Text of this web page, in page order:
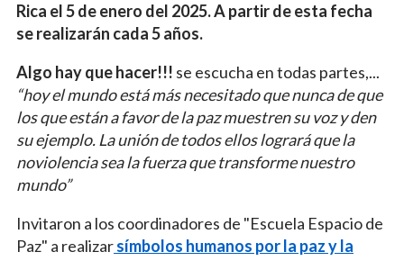
Rica el 5 de enero del 2025. A partir de esta fecha
se realizarán cada 5 años.
Algo hay que hacer!!! se escucha en todas partes,...
“hoy el mundo está más necesitado que nunca de que
los que están a favor de la paz muestren su voz y den
su ejemplo. La unión de todos ellos logrará que la
noviolencia sea la fuerza que transforme nuestro
mundo”
Invitaron a los coordinadores de "Escuela Espacio de
Paz" a realizarsímbolos humanos por la paz y la